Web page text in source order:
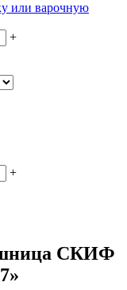
или варочную
+
+
СКИФ